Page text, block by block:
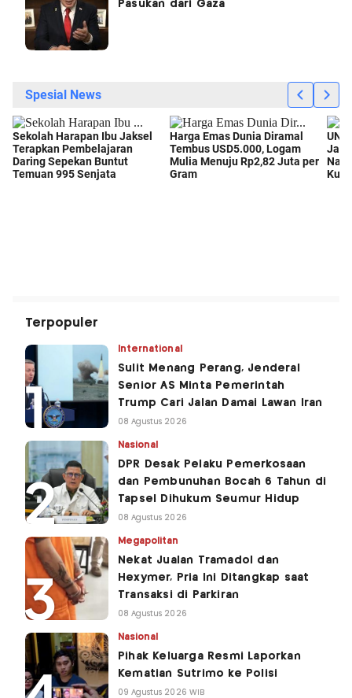
Pasukan dari Gaza
Terpopuler
International
Sulit Menang Perang, Jenderal
Senior AS Minta Pemerintah
Trump Cari Jalan Damai Lawan Iran
08 Agustus 2026
Nasional
DPR Desak Pelaku Pemerkosaan
dan Pembunuhan Bocah 6 Tahun di
Tapsel Dihukum Seumur Hidup
08 Agustus 2026
Megapolitan
Nekat Jualan Tramadol dan
Hexymer, Pria Ini Ditangkap saat
Transaksi di Parkiran
08 Agustus 2026
Nasional
Pihak Keluarga Resmi Laporkan
Kematian Sutrimo ke Polisi
09 Agustus 2026 WIB